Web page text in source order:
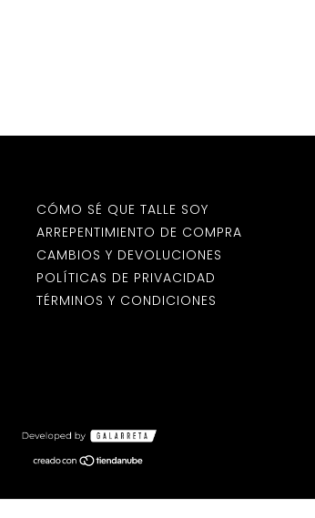
CÓMO SÉ QUE TALLE SOY
ARREPENTIMIENTO DE COMPRA
CAMBIOS Y DEVOLUCIONES
POLÍTICAS DE PRIVACIDAD
TÉRMINOS Y CONDICIONES